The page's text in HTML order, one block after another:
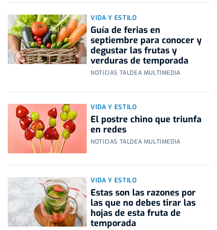
VIDA Y ESTILO
Guía de ferias en
septiembre para conocer y
degustar las frutas y
verduras de temporada
NOTICIAS TALDEA MULTIMEDIA
VIDA Y ESTILO
El postre chino que triunfa
en redes
NOTICIAS TALDEA MULTIMEDIA
VIDA Y ESTILO
Estas son las razones por
las que no debes tirar las
hojas de esta fruta de
temporada